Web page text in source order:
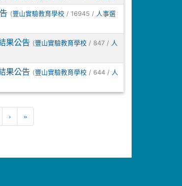
(豐山實驗教育學校 / 16945 / 人事選
果公告 (豐山實驗教育學校 / 847 / 人
果公告 (豐山實驗教育學校 / 644 / 人
› »